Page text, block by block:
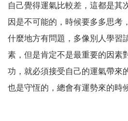
自己覺得運氣比較差，這都是其
因是不可能的，時候要多多思考
什麼地方有問題，多像別人學習
素，但是肯定不是最重要的因素
功，就必須接受自己的運氣帶來
也是守恆的，總會有運勢來的時